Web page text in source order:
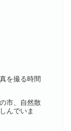
を撮る時間
市、自然散
んでいま